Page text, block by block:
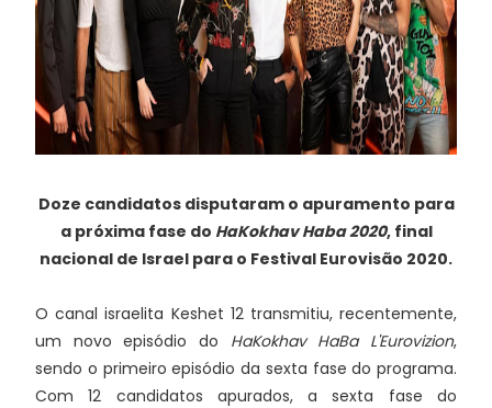
Doze candidatos disputaram o apuramento para
a próxima fase do HaKokhav Haba 2020, final
nacional de Israel para o Festival Eurovisão 2020.
O canal israelita Keshet 12 transmitiu, recentemente,
um novo episódio do HaKokhav HaBa L'Eurovizion,
sendo o primeiro episódio da sexta fase do programa.
Com 12 candidatos apurados, a sexta fase do